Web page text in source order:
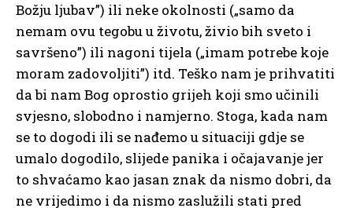
Božju ljubav”) ili neke okolnosti („samo da
nemam ovu tegobu u životu, živio bih sveto i
savršeno”) ili nagoni tijela („imam potrebe koje
moram zadovoljiti”) itd. Teško nam je prihvatiti
da bi nam Bog oprostio grijeh koji smo učinili
svjesno, slobodno i namjerno. Stoga, kada nam
se to dogodi ili se nađemo u situaciji gdje se
umalo dogodilo, slijede panika i očajavanje jer
to shvaćamo kao jasan znak da nismo dobri, da
ne vrijedimo i da nismo zaslužili stati pred